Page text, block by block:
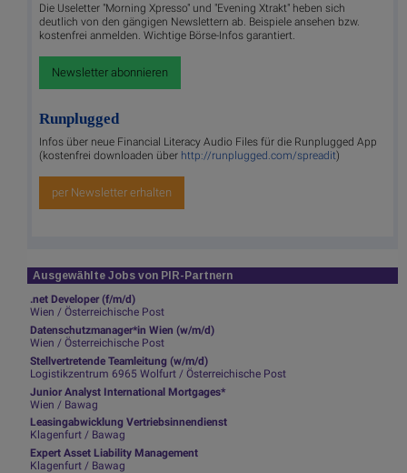
Die Useletter "Morning Xpresso" und "Evening Xtrakt" heben sich
deutlich von den gängigen Newslettern ab. Beispiele ansehen bzw.
kostenfrei anmelden. Wichtige Börse-Infos garantiert.
Newsletter abonnieren
Runplugged
Infos über neue Financial Literacy Audio Files für die Runplugged App
(kostenfrei downloaden über http://runplugged.com/spreadit)
per Newsletter erhalten
Ausgewählte Jobs von PIR-Partnern
.net Developer (f/m/d)
Wien / Österreichische Post
Datenschutzmanager*in Wien (w/m/d)
Wien / Österreichische Post
Stellvertretende Teamleitung (w/m/d)
Logistikzentrum 6965 Wolfurt / Österreichische Post
Junior Analyst International Mortgages*
Wien / Bawag
Leasingabwicklung Vertriebsinnendienst
Klagenfurt / Bawag
Expert Asset Liability Management
Klagenfurt / Bawag